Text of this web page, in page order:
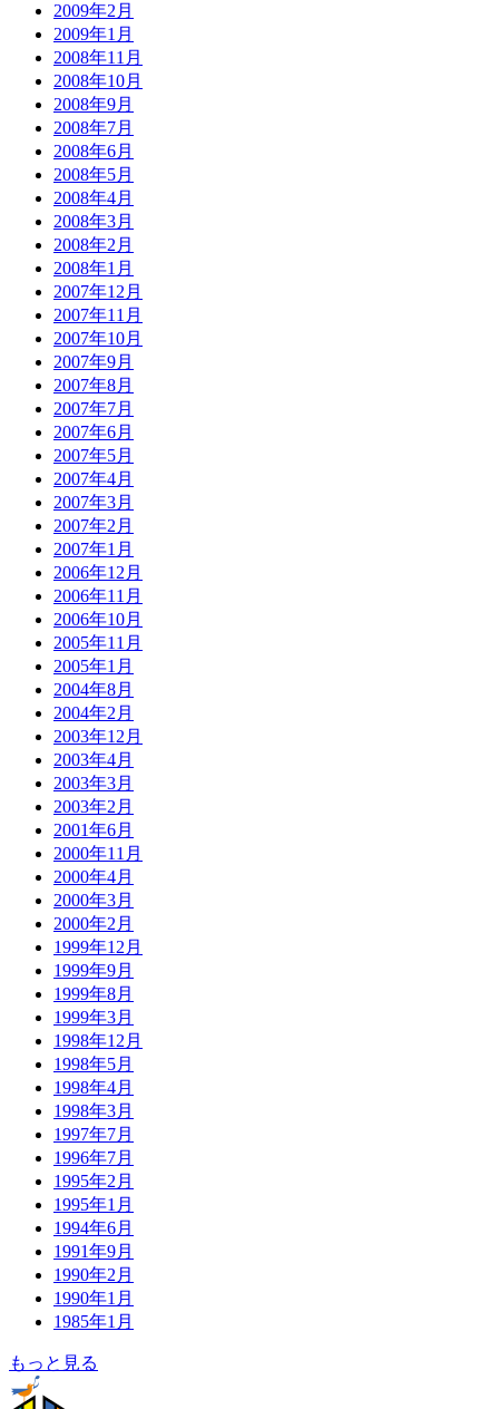
2009年2月
2009年1月
2008年11月
2008年10月
2008年9月
2008年7月
2008年6月
2008年5月
2008年4月
2008年3月
2008年2月
2008年1月
2007年12月
2007年11月
2007年10月
2007年9月
2007年8月
2007年7月
2007年6月
2007年5月
2007年4月
2007年3月
2007年2月
2007年1月
2006年12月
2006年11月
2006年10月
2005年11月
2005年1月
2004年8月
2004年2月
2003年12月
2003年4月
2003年3月
2003年2月
2001年6月
2000年11月
2000年4月
2000年3月
2000年2月
1999年12月
1999年9月
1999年8月
1999年3月
1998年12月
1998年5月
1998年4月
1998年3月
1997年7月
1996年7月
1995年2月
1995年1月
1994年6月
1991年9月
1990年2月
1990年1月
1985年1月
もっと見る